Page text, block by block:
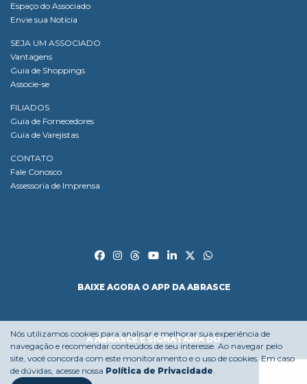
Espaço do Associado
Envie sua Notícia
SEJA UM ASSOCIADO
Vantagens
Guia de Shoppings
Associe-se
FILIADOS
Guia de Fornecedores
Guia de Varejistas
CONTATO
Fale Conosco
Assessoria de Imprensa
BAIXE AGORA O APP DA ABRASCE
A ABRASCE É SIGNATÁRIA DO
Nós utilizamos cookies para analisar e melhorar sua experiência de
navegação e recomendar conteúdos de seu interesse. Ao navegar pelo
site, você concorda com este monitoramento e o uso de cookies. Em caso
de dúvidas, acesse nossa Política de Privacidade.